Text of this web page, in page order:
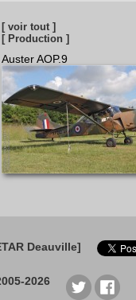
[ voir tout ]
[ Production ]
Auster AOP.9
Deauville]
2026